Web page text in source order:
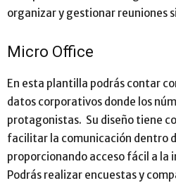
organizar y gestionar reuniones
Micro Office
En esta plantilla podrás contar
datos corporativos donde los
protagonistas. Su diseño tiene
facilitar la comunicación dentro
proporcionando acceso fácil a la
Podrás realizar encuestas y